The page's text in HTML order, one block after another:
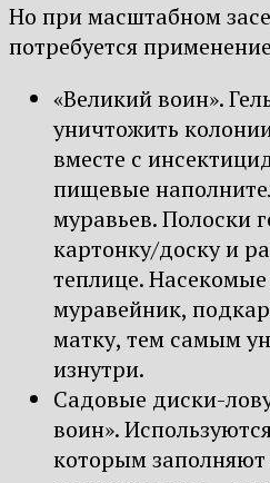
Но при масштабном
потребуется
«Великий воин».
уничтожить
вместе с
пищевые
муравьев. Полоски
картонку/доску и
теплице.
муравейник,
матку, тем самым
изнутри.
Садовые диски-
воин».
которым заполняют